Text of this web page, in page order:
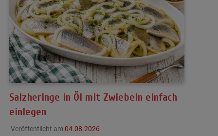
Salzheringe in Öl mit Zwiebeln einfach
einlegen
Veröffentlicht am 04.08.2026